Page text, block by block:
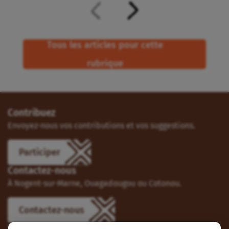
Tous les articles pour cette
rubrique
Contribuez
Envoyez-nous vos contributions et vos suggestions.
Participer
Contactez-nous
À Nogent-sur-Marne, Ouagadougou ou Cotonou.
Contactez-nous